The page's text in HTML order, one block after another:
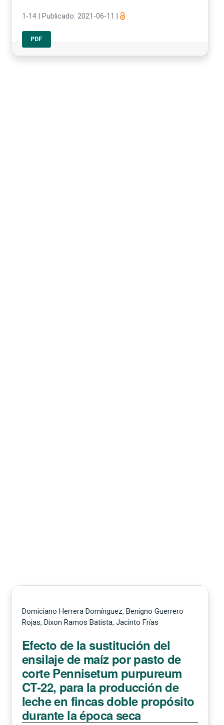
1-14 Publicado: 2021-06-11
PDF
Domiciano Herrera Domínguez, Benigno Guerrero
Rojas, Dixon Ramos Batista, Jacinto Frías
Efecto de la sustitución del
ensilaje de maíz por pasto de
corte Pennisetum purpureum
CT-22, para la producción de
leche en fincas doble propósito
durante la época seca